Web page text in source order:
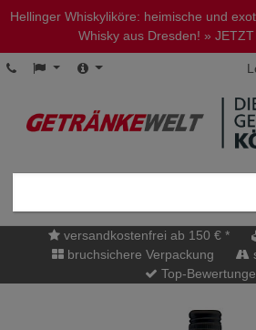
Hellinger Whiskyliköre: heimische und
Whisky aus Dresden! »
versandkostenfrei ab 150 € *
bruchsichere Verpackung
Top-